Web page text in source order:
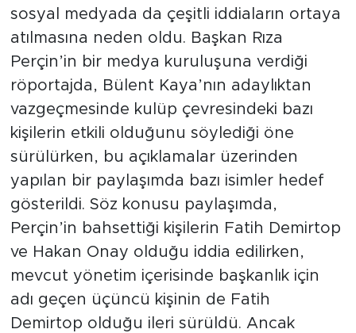
sosyal medyada da çeşitli iddiaların ortaya
atılmasına neden oldu. Başkan Rıza
Perçin’in bir medya kuruluşuna verdiği
röportajda, Bülent Kaya’nın adaylıktan
vazgeçmesinde kulüp çevresindeki bazı
kişilerin etkili olduğunu söylediği öne
sürülürken, bu açıklamalar üzerinden
yapılan bir paylaşımda bazı isimler hedef
gösterildi. Söz konusu paylaşımda,
Perçin’in bahsettiği kişilerin Fatih Demirtop
ve Hakan Onay olduğu iddia edilirken,
mevcut yönetim içerisinde başkanlık için
adı geçen üçüncü kişinin de Fatih
Demirtop olduğu ileri sürüldü. Ancak